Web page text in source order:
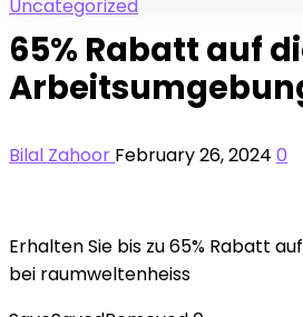
Uncategorized
65% Rabatt auf
Bilal Zahoor February 26, 2024 0
Erhalten Sie bis zu 65% Rabatt
bei raumweltenheiss